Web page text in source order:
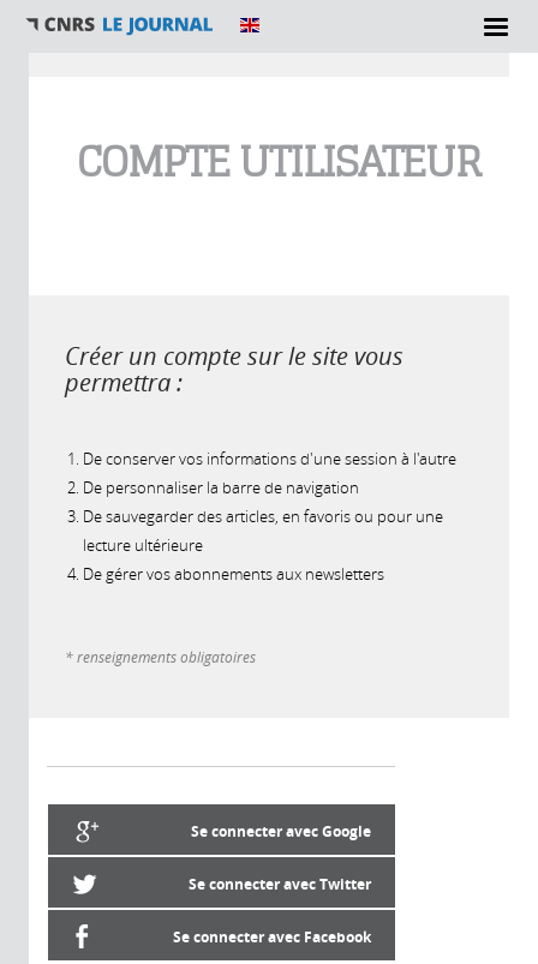
COMPTE UTILISATEUR
Créer un compte sur le site vous
permettra :
De conserver vos informations d'une session à l'autre
De personnaliser la barre de navigation
De sauvegarder des articles, en favoris ou pour une
lecture ultérieure
De gérer vos abonnements aux newsletters
* renseignements obligatoires
Se connecter avec Google
Se connecter avec Twitter
Se connecter avec Facebook